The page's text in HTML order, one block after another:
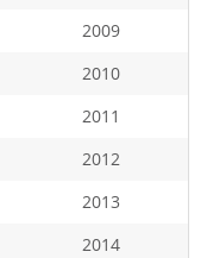
2009
2010
2011
2012
2013
2014